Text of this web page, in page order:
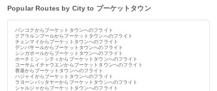
Popular Routes by City to プーケットタウン
バンコクからプーケットタウンへのフライト
クアラルンプールからプーケットタウンへのフライト
チェンマイからプーケットタウンへのフライト
デンパサールからプーケットタウンへのフライト
シンガポールからプーケットタウンへのフライト
ホーチミン・シティからプーケットタウンへのフライト
コーサムイチャウエンからプーケットタウンへのフライト
香港からプーケットタウンへのフライト
ハジャイからプーケットタウンへのフライト
ラヨーンパッタヤーからプーケットタウンへのフライト
シャルジャからプーケットタウンへのフライト